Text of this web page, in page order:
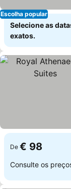
Escolha popular
Selecione as
exatos.
De € 98
Consulte os